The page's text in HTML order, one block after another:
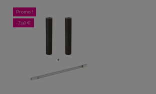
Promo !
-7,50 €